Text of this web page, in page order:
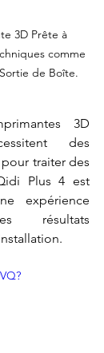
3D Prête à
comme
de Boîte.
3D
des
traiter des
Plus 4 est
expérience
résultats